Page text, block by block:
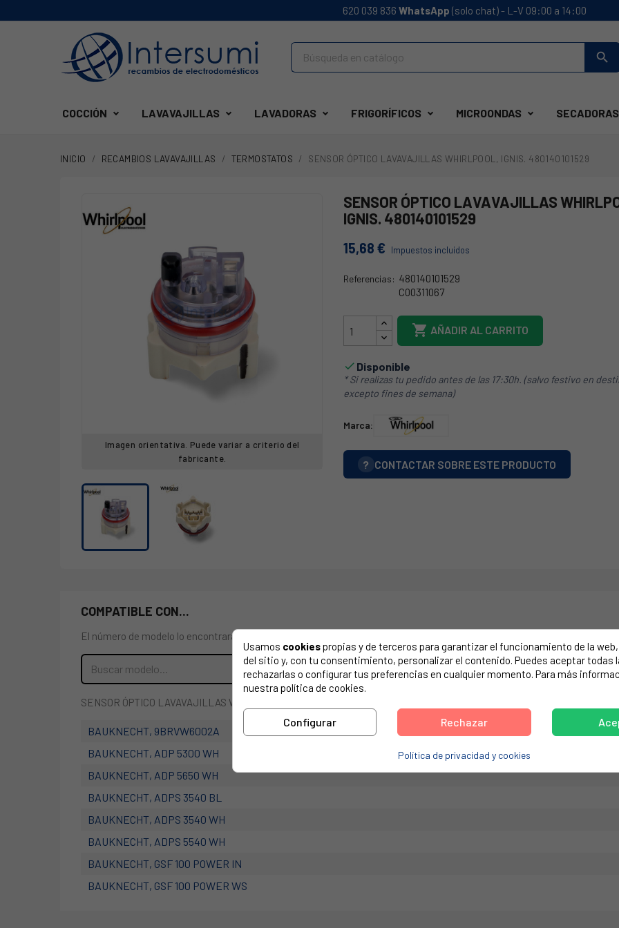
620 039 836 WhatsApp (solo chat) - L-V 09:00 a 14:00
search
COCCIÓN LAVAVAJILLAS LAVADORAS FRIGORÍFICOS MICROONDAS SECADORAS
INICIO RECAMBIOS LAVAVAJILLAS TERMOSTATOS SENSOR ÓPTICO LAVAVAJILLAS WHIRLPOOL, IGNIS. 480140101529
Imagen orientativa. Puede variar a criterio del
fabricante.
SENSOR ÓPTICO LAVAVAJILLAS
IGNIS. 480140101529
15,68 € Impuestos incluidos
Referencias: 480140101529
C00311067
 AÑADIR AL CARRITO
 Disponible
* Si realizas tu pedido antes de las 17:30h. (salvo festivo en
excepto fines de semana)
Marca:
? CONTACTAR SOBRE ESTE PRODUCTO
COMPATIBLE CON...
El número de modelo lo encontrarás en la etiqueta de tu electrodoméstico. Suele estar formado por números y letras.
SENSOR ÓPTICO LAVAVAJILLAS WHIRLPOOL, BAUKNECHT. 480140101529, C00311067.
BAUKNECHT, 9BRVW6002A
BAUKNECHT, ADP 5300 WH
BAUKNECHT, ADP 5650 WH
BAUKNECHT, ADPS 3540 BL
BAUKNECHT, ADPS 3540 WH
BAUKNECHT, ADPS 5540 WH
BAUKNECHT, GSF 100 POWER IN
BAUKNECHT, GSF 100 POWER WS
Usamos cookiespropias y de terceros para garantizar el funcionamiento de la
del sitio y, con tu consentimiento, personalizar el contenido. Puedes aceptar todas
rechazarlas o configurar tus preferencias en cualquier momento. Para más
nuestra política de cookies.
Configurar Rechazar
Política de privacidad y cookies